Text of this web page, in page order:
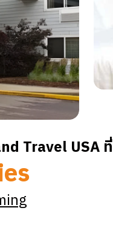
Travel USA ที่